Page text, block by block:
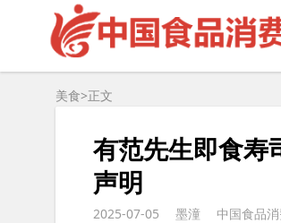
美食>正文
有范先生即食寿
声明
2025-07-05 墨潼 中国食品